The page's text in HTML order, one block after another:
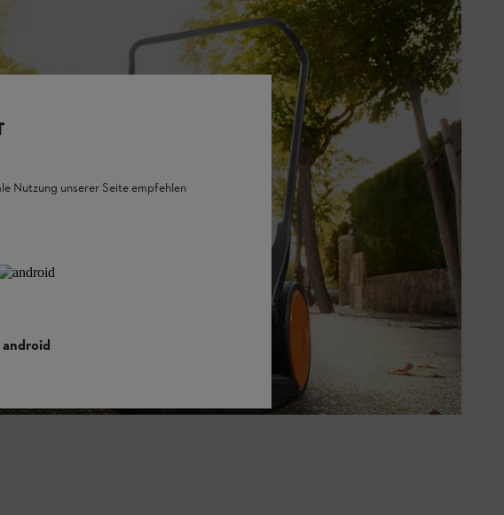
Nutzung unserer Seite empfehlen
android